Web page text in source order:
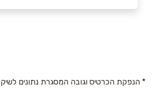
* הנפקת הכרטיס וגובה המסגרת נתונים